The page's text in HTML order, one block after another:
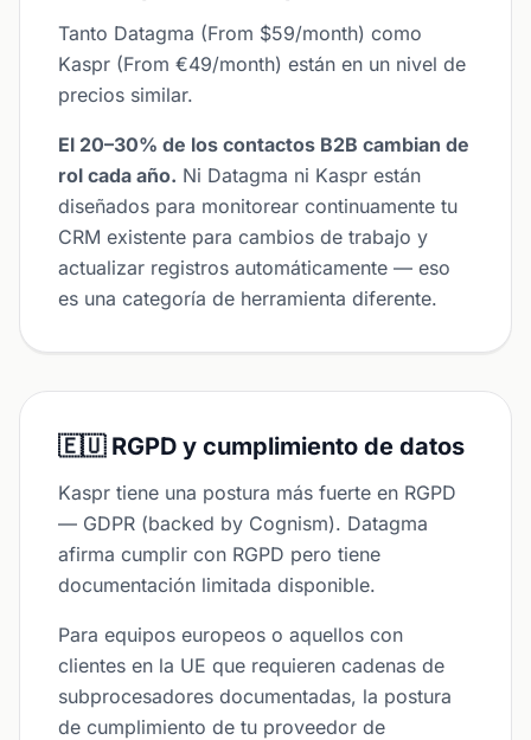
Tanto Datagma (From $59/month) como
Kaspr (From €49/month) están en un nivel de
precios similar.
El 20–30% de los contactos B2B cambian de
rol cada año. Ni Datagma ni Kaspr están
diseñados para monitorear continuamente tu
CRM existente para cambios de trabajo y
actualizar registros automáticamente — eso
es una categoría de herramienta diferente.
🇪🇺 RGPD y cumplimiento de datos
Kaspr tiene una postura más fuerte en RGPD
— GDPR (backed by Cognism). Datagma
afirma cumplir con RGPD pero tiene
documentación limitada disponible.
Para equipos europeos o aquellos con
clientes en la UE que requieren cadenas de
subprocesadores documentadas, la postura
de cumplimiento de tu proveedor de